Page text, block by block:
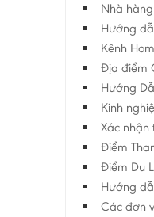
Nhà hàng
Hướng
Kênh
Địa điểm
Hướng
Kinh
Xác nhận
Điểm
Điểm Du
Hướng
Các đơn